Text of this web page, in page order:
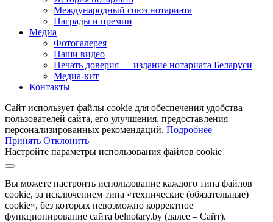
Международный союз нотариата
Награды и премии
Медиа
Фотогалерея
Наши видео
Печать доверия — издание нотариата Беларуси
Медиа-кит
Контакты
Сайт использует файлы cookie для обеспечения удобства
пользователей сайта, его улучшения, предоставления
персонализированных рекомендаций. Подробнее
Принять Отклонить
Настройте параметры использования файлов cookie
Вы можете настроить использование каждого типа файлов
cookie, за исключением типа «технические (обязательные)
cookie», без которых невозможно корректное
функционирование сайта belnotary.by (далее – Сайт).